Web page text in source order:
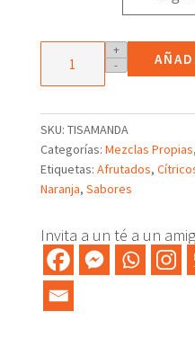
frutas
con
mandarina
y
Jengibre
cantidad
+
-
SKU: TISAMANDA
Categorías: Mezclas Propias,
Etiquetas: Afrutados,
Naranja, Sabores
Invita a un té a un